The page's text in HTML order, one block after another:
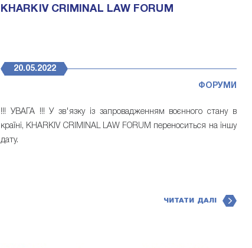
KHARKIV CRIMINAL LAW FORUM
20.05.2022
ФОРУМИ
!!! УВАГА !!! У зв'язку із запровадженням воєнного стану в
країні, KHARKIV CRIMINAL LAW FORUM переноситься на іншу
дату.
ЧИТАТИ ДАЛІ